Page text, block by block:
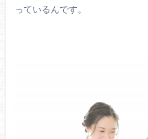
っているんです。